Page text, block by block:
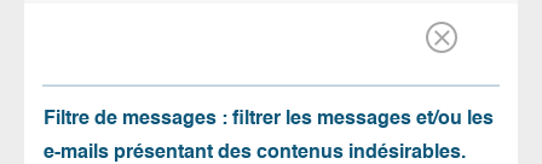
Filtre de messages : filtrer les messages et/ou les
e-mails présentant des contenus indésirables.